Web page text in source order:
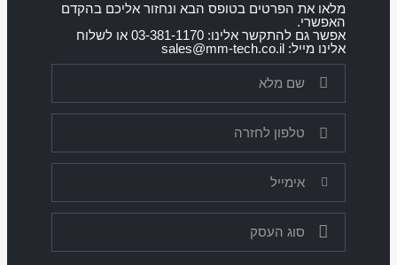
מלאו את הפרטים בטופס הבא ונחזור אליכם בהקדם
האפשרי.
אפשר גם להתקשר אלינו: 03-381-1170 או לשלוח
אלינו מייל: sales@mm-tech.co.il